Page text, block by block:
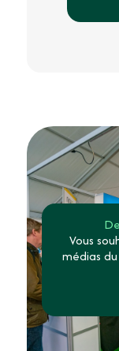
Vous
médias